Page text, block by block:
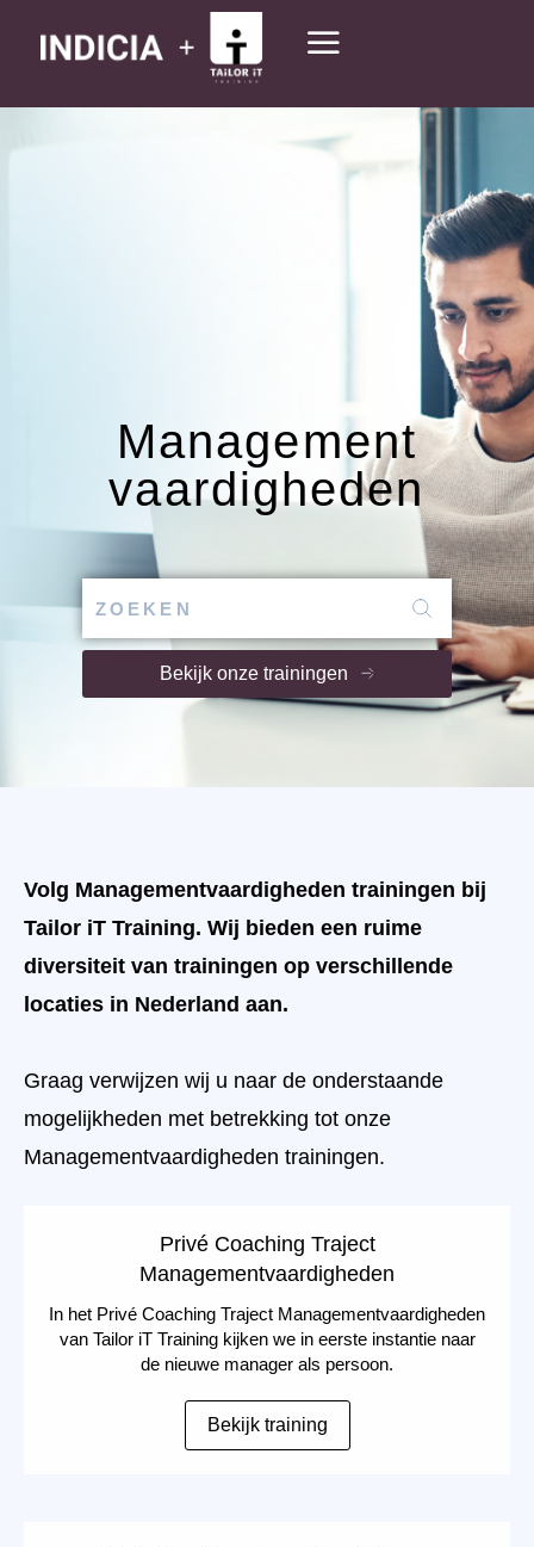
Management
vaardigheden
Bekijk onze trainingen
Volg Managementvaardigheden trainingen bij
Tailor iT Training. Wij bieden een ruime
diversiteit van trainingen op verschillende
locaties in Nederland aan.
Graag verwijzen wij u naar de onderstaande
mogelijkheden met betrekking tot onze
Managementvaardigheden trainingen.
Privé Coaching Traject
Managementvaardigheden
In het Privé Coaching Traject Managementvaardigheden
van Tailor iT Training kijken we in eerste instantie naar
de nieuwe manager als persoon.
Bekijk training